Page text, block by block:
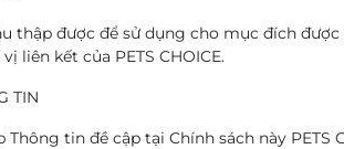
thập được để sử dụng cho mục đích
liên kết của PETS CHOICE.
TIN
tin đề cập tại Chính sách này